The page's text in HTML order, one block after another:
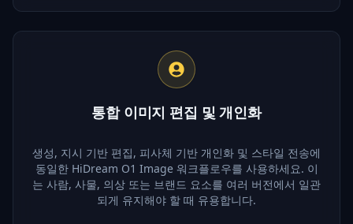
통합 이미지 편집 및 개인화
생성, 지시 기반 편집, 피사체 기반 개인화 및 스타일 전송에
동일한 HiDream O1 Image 워크플로우를 사용하세요. 이
는 사람, 사물, 의상 또는 브랜드 요소를 여러 버전에서 일관
되게 유지해야 할 때 유용합니다.